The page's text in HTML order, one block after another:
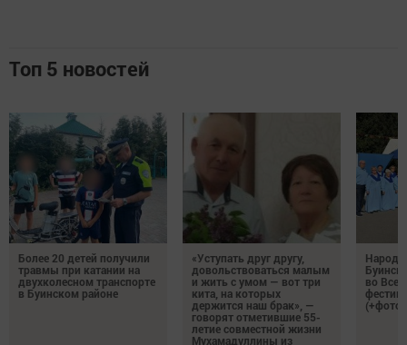
Топ 5 новостей
Более 20 детей получили
травмы при катании на
двухколесном транспорте
в Буинском районе
«Уступать друг другу,
довольствоваться малым
и жить с умом — вот три
кита, на которых
держится наш брак», —
говорят отметившие 55-
летие совместной жизни
Мухамадуллины из
во
(+фото)